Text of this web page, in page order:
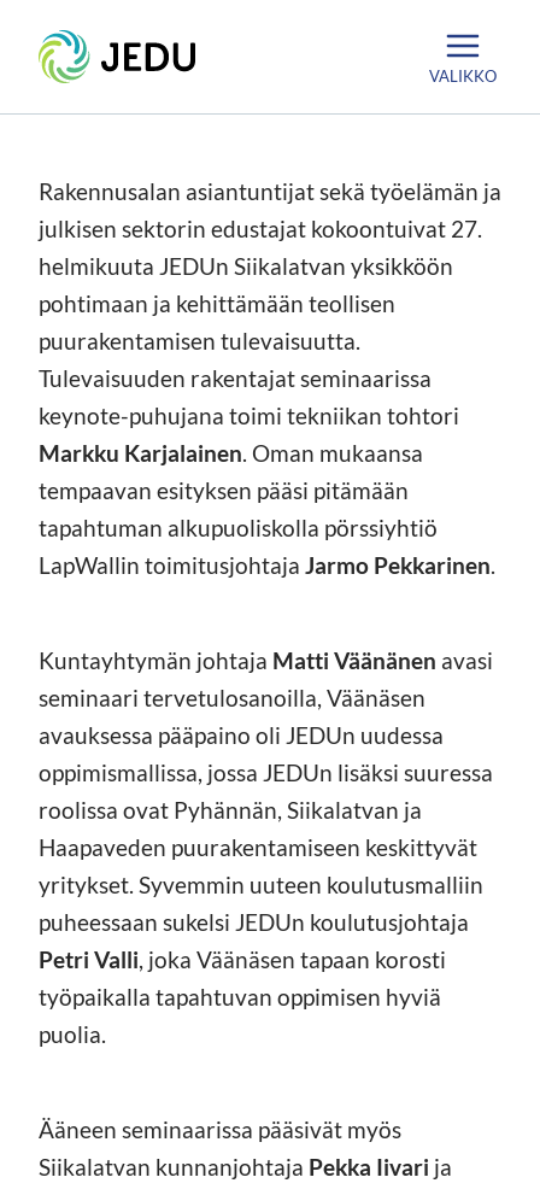
sisältöön
Etusivu
VALIKKO
Rakennusalan asiantuntijat sekä työelämän ja
julkisen sektorin edustajat kokoontuivat 27.
helmikuuta JEDUn Siikalatvan yksikköön
pohtimaan ja kehittämään teollisen
puurakentamisen tulevaisuutta.
Tulevaisuuden rakentajat seminaarissa
keynote-puhujana toimi tekniikan tohtori
Markku Karjalainen. Oman mukaansa
tempaavan esityksen pääsi pitämään
tapahtuman alkupuoliskolla pörssiyhtiö
LapWallin toimitusjohtaja Jarmo Pekkarinen.
Kuntayhtymän johtaja Matti Väänänen avasi
seminaari tervetulosanoilla, Väänäsen
avauksessa pääpaino oli JEDUn uudessa
oppimismallissa, jossa JEDUn lisäksi suuressa
roolissa ovat Pyhännän, Siikalatvan ja
Haapaveden puurakentamiseen keskittyvät
yritykset. Syvemmin uuteen koulutusmalliin
puheessaan sukelsi JEDUn koulutusjohtaja
Petri Valli, joka Väänäsen tapaan korosti
työpaikalla tapahtuvan oppimisen hyviä
puolia.
Ääneen seminaarissa pääsivät myös
Siikalatvan kunnanjohtaja Pekka Iivari ja